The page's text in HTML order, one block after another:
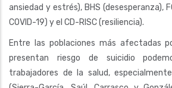
ansiedad y estrés), BHS (desesperanza),
COVID-19) y el CD-RISC (resiliencia).
Entre las poblaciones más afectadas
presentan riesgo de suicidio
trabajadores de la salud,